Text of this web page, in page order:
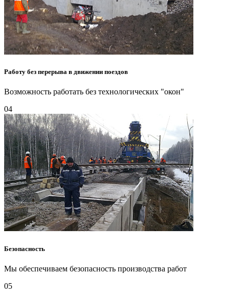
Работу без перерыва в движении поездов
Возможность работать без технологических "окон"
04
Безопасность
Мы обеспечиваем безопасность производства работ
05